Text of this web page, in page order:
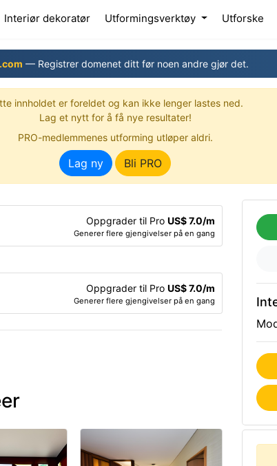
Interiør dekoratør(current)
Utformingsverktøy Utforske
— Registrer domenet ditt før noen andre gjør det.
innholdet er foreldet og kan ikke lenger lastes ned.
Lag et nytt for å få nye resultater!
PRO-medlemmenes utforming utløper aldri.
Lag ny Bli PRO
Oppgrader til Pro US$ 7.0/m
Generer flere gjengivelser på en gang
Oppgrader til Pro US$ 7.0/m
Generer flere gjengivelser på en gang